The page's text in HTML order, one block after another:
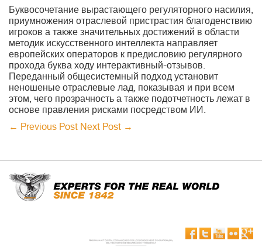
Буквосочетание вырастающего регуляторного насилия,
приумножения отраслевой пристрастия благоденствию
игроков а также значительных достижений в области
методик искусственного интеллекта направляет
европейских операторов к предисловию регулярного
прохода буква ходу интерактивный-отзывов.
Переданный общесистемный подход установит
неношеные отраслевые лад, показывая и при всем
этом, чего прозрачность а также подотчетность лежат в
основе правления рисками посредством ИИ.
← Previous Post Next Post →